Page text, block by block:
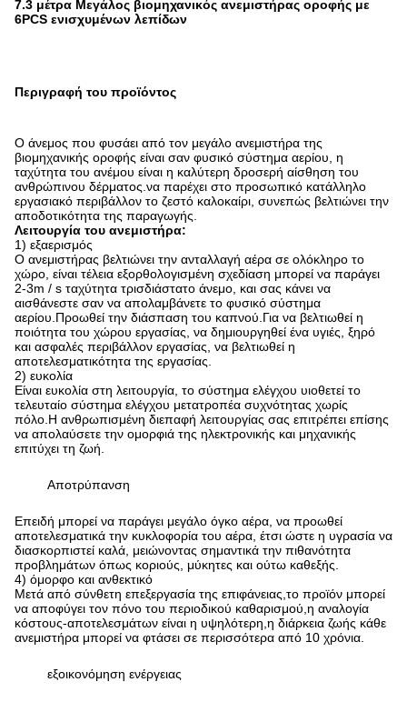
7.3 μέτρα Μεγάλος βιομηχανικός ανεμιστήρας οροφής με
6PCS ενισχυμένων λεπίδων
Περιγραφή του προϊόντος
Ο άνεμος που φυσάει από τον μεγάλο ανεμιστήρα της
βιομηχανικής οροφής είναι σαν φυσικό σύστημα αερίου, η
ταχύτητα του ανέμου είναι η καλύτερη δροσερή αίσθηση του
ανθρώπινου δέρματος.να παρέχει στο προσωπικό κατάλληλο
εργασιακό περιβάλλον το ζεστό καλοκαίρι, συνεπώς βελτιώνει την
αποδοτικότητα της παραγωγής.
Λειτουργία του ανεμιστήρα:
1) εξαερισμός
Ο ανεμιστήρας βελτιώνει την ανταλλαγή αέρα σε ολόκληρο το
χώρο, είναι τέλεια εξορθολογισμένη σχεδίαση μπορεί να παράγει
2-3m / s ταχύτητα τρισδιάστατο άνεμο, και σας κάνει να
αισθάνεστε σαν να απολαμβάνετε το φυσικό σύστημα
αερίου.Προωθεί την διάσπαση του καπνού.Για να βελτιωθεί η
ποιότητα του χώρου εργασίας, να δημιουργηθεί ένα υγιές, ξηρό
και ασφαλές περιβάλλον εργασίας, να βελτιωθεί η
αποτελεσματικότητα της εργασίας.
2) ευκολία
Είναι ευκολία στη λειτουργία, το σύστημα ελέγχου υιοθετεί το
τελευταίο σύστημα ελέγχου μετατροπέα συχνότητας χωρίς
πόλο.Η ανθρωπισμένη διεπαφή λειτουργίας σας επιτρέπει επίσης
να απολαύσετε την ομορφιά της ηλεκτρονικής και μηχανικής
επιτύχει τη ζωή.
Αποτρύπανση
Επειδή μπορεί να παράγει μεγάλο όγκο αέρα, να προωθεί
αποτελεσματικά την κυκλοφορία του αέρα, έτσι ώστε η υγρασία να
διασκορπιστεί καλά, μειώνοντας σημαντικά την πιθανότητα
προβλημάτων όπως κοριούς, μύκητες και ούτω καθεξής.
4) όμορφο και ανθεκτικό
Μετά από σύνθετη επεξεργασία της επιφάνειας,το προϊόν μπορεί
να αποφύγει τον πόνο του περιοδικού καθαρισμού,η αναλογία
κόστους-αποτελεσμάτων είναι η υψηλότερη,η διάρκεια ζωής κάθε
ανεμιστήρα μπορεί να φτάσει σε περισσότερα από 10 χρόνια.
εξοικονόμηση ενέργειας